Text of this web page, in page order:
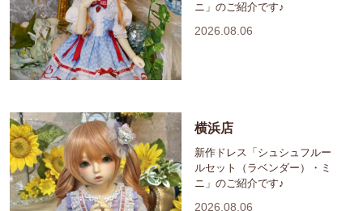
ニ」のご紹介です♪
2026.08.06
横浜店
新作ドレス「シュシュフルー
ルセット（ラベンダー）・ミ
ニ」のご紹介です♪
2026.08.06